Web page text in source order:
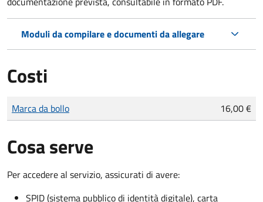
Moduli da compilare e documenti da allegare
Costi
Tipo di pagamento
Importo
Marca da bollo 16,00 €
Cosa serve
Per accedere al servizio, assicurati di avere:
SPID (sistema pubblico di identità digitale), carta